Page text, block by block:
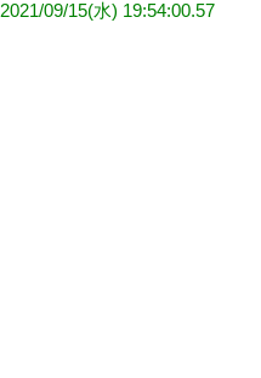
2021/09/15(水) 19:54:00.57